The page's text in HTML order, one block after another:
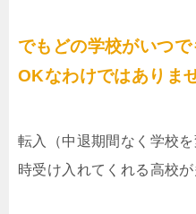
でもどの学校がいつ
OKなわけではありま
転入（中退期間なく学校
時受け入れてくれる高校が